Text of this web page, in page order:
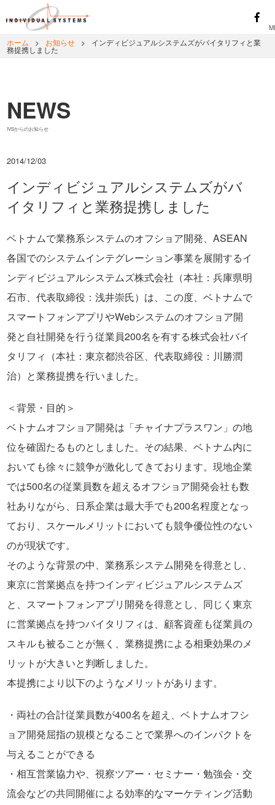
ホーム > お知らせ > インディビジュアルシステムズがバイタリフィと業
務提携しました
NEWS
IVSからのお知らせ
2014/12/03
インディビジュアルシステムズがバ
イタリフィと業務提携しました
ベトナムで業務系システムのオフショア開発、ASEAN
各国でのシステムインテグレーション事業を展開するイ
ンディビジュアルシステムズ株式会社（本社：兵庫県明
石市、代表取締役：浅井崇氏）は、この度、ベトナムで
スマートフォンアプリやWebシステムのオフショア開
発と自社開発を行う従業員200名を有する株式会社バイ
タリフィ（本社：東京都渋谷区、代表取締役：川勝潤
治）と業務提携を行いました。
＜背景・目的＞
ベトナムオフショア開発は「チャイナプラスワン」の地
位を確固たるものとしました。その結果、ベトナム内に
おいても徐々に競争が激化してきております。現地企業
では500名の従業員数を超えるオフショア開発会社も数
社ありながら、日系企業は最大手でも200名程度となっ
ており、スケールメリットにおいても競争優位性のない
のが現状です。
そのような背景の中、業務系システム開発を得意とし、
東京に営業拠点を持つインディビジュアルシステムズ
と、スマートフォンアプリ開発を得意とし、同じく東京
に営業拠点を持つバイタリフィは、顧客資産も従業員の
スキルも被ることが無く、業務提携による相乗効果のメ
リットが大きいと判断しました。
本提携により以下のようなメリットがあります。
・両社の合計従業員数が400名を超え、ベトナムオフシ
ョア開発屈指の規模となることで業界へのインパクトを
与えることができる
・相互営業協力や、視察ツアー・セミナー・勉強会・交
流会などの共同開催による効率的なマーケティング活動